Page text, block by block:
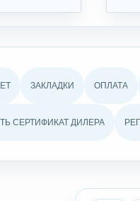
ЗАКЛАДКИ ОПЛАТА
СЕРТИФИКАТ ДИЛЕРА